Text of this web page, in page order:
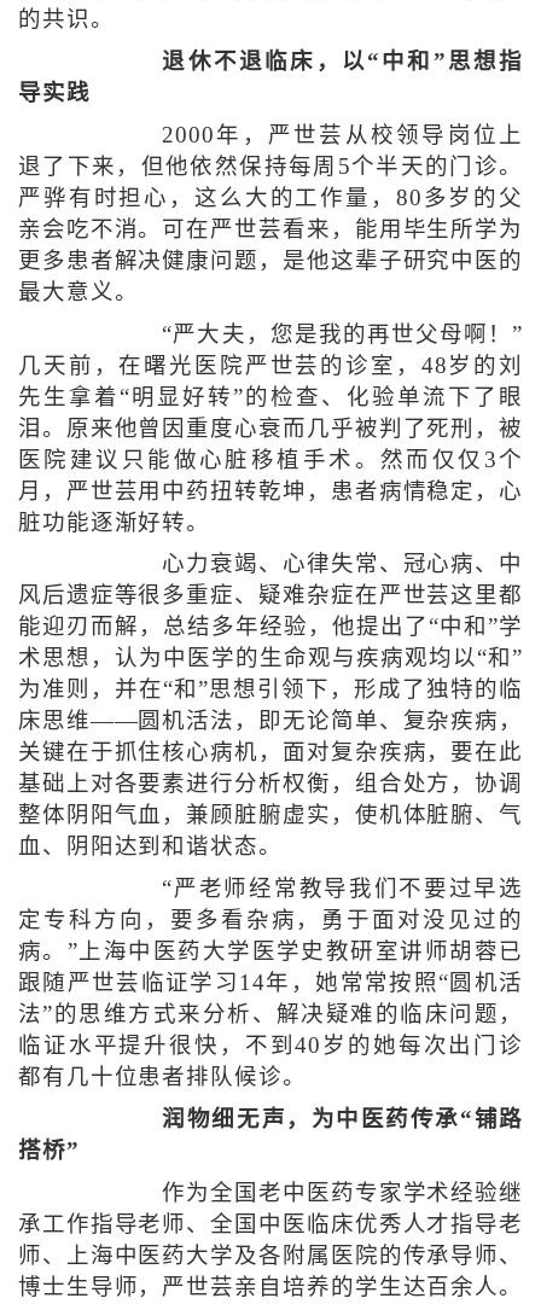
的共识。
退休不退临床，以“中和”思想指
导实践
2000年，严世芸从校领导岗位上
退了下来，但他依然保持每周5个半天的门诊。
严骅有时担心，这么大的工作量，80多岁的父
亲会吃不消。可在严世芸看来，能用毕生所学为
更多患者解决健康问题，是他这辈子研究中医的
最大意义。
“严大夫，您是我的再世父母啊！”
几天前，在曙光医院严世芸的诊室，48岁的刘
先生拿着“明显好转”的检查、化验单流下了眼
泪。原来他曾因重度心衰而几乎被判了死刑，被
医院建议只能做心脏移植手术。然而仅仅3个
月，严世芸用中药扭转乾坤，患者病情稳定，心
脏功能逐渐好转。
心力衰竭、心律失常、冠心病、中
风后遗症等很多重症、疑难杂症在严世芸这里都
能迎刃而解，总结多年经验，他提出了“中和”学
术思想，认为中医学的生命观与疾病观均以“和”
为准则，并在“和”思想引领下，形成了独特的临
床思维——圆机活法，即无论简单、复杂疾病，
关键在于抓住核心病机，面对复杂疾病，要在此
基础上对各要素进行分析权衡，组合处方，协调
整体阴阳气血，兼顾脏腑虚实，使机体脏腑、气
血、阴阳达到和谐状态。
“严老师经常教导我们不要过早选
定专科方向，要多看杂病，勇于面对没见过的
病。”上海中医药大学医学史教研室讲师胡蓉已
跟随严世芸临证学习14年，她常常按照“圆机活
法”的思维方式来分析、解决疑难的临床问题，
临证水平提升很快，不到40岁的她每次出门诊
都有几十位患者排队候诊。
润物细无声，为中医药传承“铺路
搭桥”
作为全国老中医药专家学术经验继
承工作指导老师、全国中医临床优秀人才指导老
师、上海中医药大学及各附属医院的传承导师、
博士生导师，严世芸亲自培养的学生达百余人。